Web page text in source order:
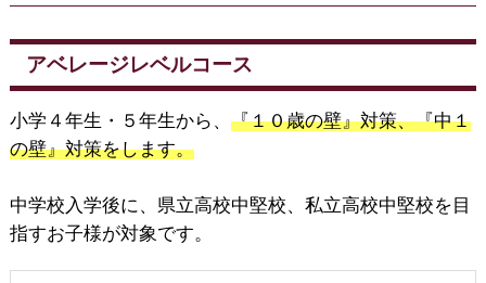
アベレージレベルコース
小学４年生・５年生から、 『１０歳の壁』対策、『中１
の壁』対策をします。
中学校入学後に、県立高校中堅校、私立高校中堅校を目
指すお子様が対象です。